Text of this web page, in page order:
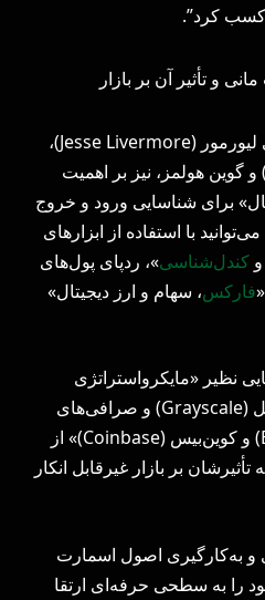
کسب کرد”.
بعدها، افراد دیگری مثل جسی لیورمور (Jesse Livermore)،
ویلیام اونیل (William O’Neil) و گوین هولمز، نیز بر اهمیت
برای شناسایی ورود و خروج
با استفاده از ابزارهای
کندل‌شناسی»، ردپای پول‌های
فارکس، سهام و ارز دیجیتال»
نظیر «مایکرواستراتژی
(MicroStrategy)، گری‌اسکیل (Grayscale) و صرافی‌های
بزرگی چون بایننس (Binance) و کوین‌بیس (Coinbase)» از
بر بازار غیرقابل انکار
و به‌کارگیری اصول اسمارت
را به سطحی حرفه‌ای ارتقا